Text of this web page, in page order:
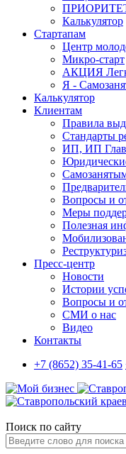
Калькулятор
Стартапам
Центр
Микро-старт
АКЦИЯ
Я -
Калькулятор
Клиентам
Правила
Стандарты
ИП, ИП
Вопросы и
Меры
Полезная
Пресс-центр
Новости
Истории
Вопросы и
СМИ о нас
Видео
Контакты
+7 (8652) 35-41-65
Поиск по сайту